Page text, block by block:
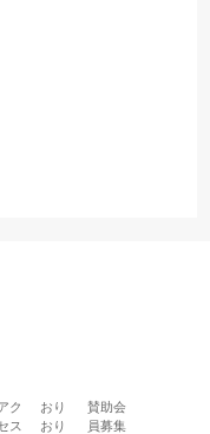
ク
ス
おり
おり
賛助会
員募集